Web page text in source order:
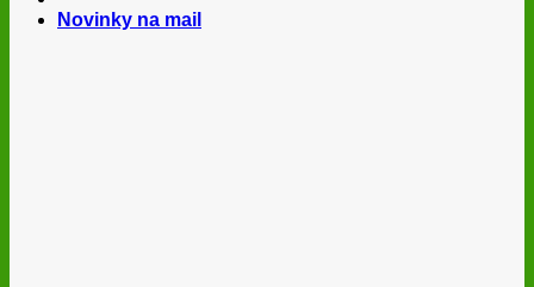
Novinky na mail